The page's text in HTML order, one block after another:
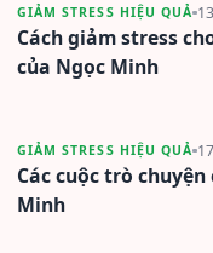
GIẢM STRESS HIỆU QUẢ
Cách giảm stress
của Ngọc Minh
GIẢM STRESS HIỆU QUẢ
Các cuộc trò
Minh